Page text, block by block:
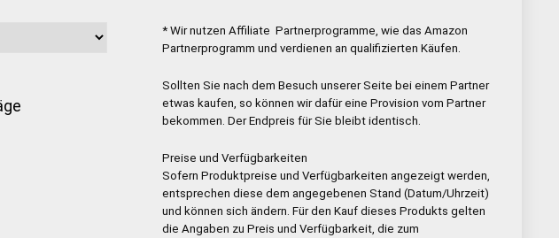
* Wir nutzen Affiliate Partnerprogramme, wie das Amazon
Partnerprogramm und verdienen an qualifizierten Käufen.
Sollten Sie nach dem Besuch unserer Seite bei einem Partner
etwas kaufen, so können wir dafür eine Provision vom Partner
bekommen. Der Endpreis für Sie bleibt identisch.
Preise und Verfügbarkeiten
Sofern Produktpreise und Verfügbarkeiten angezeigt werden,
entsprechen diese dem angegebenen Stand (Datum/Uhrzeit)
und können sich ändern. Für den Kauf dieses Produkts gelten
die Angaben zu Preis und Verfügbarkeit, die zum